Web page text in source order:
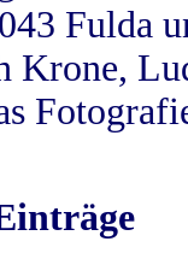
Fulda
Krone,